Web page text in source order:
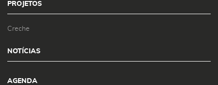
PROJETOS
Creche
NOTÍCIAS
AGENDA